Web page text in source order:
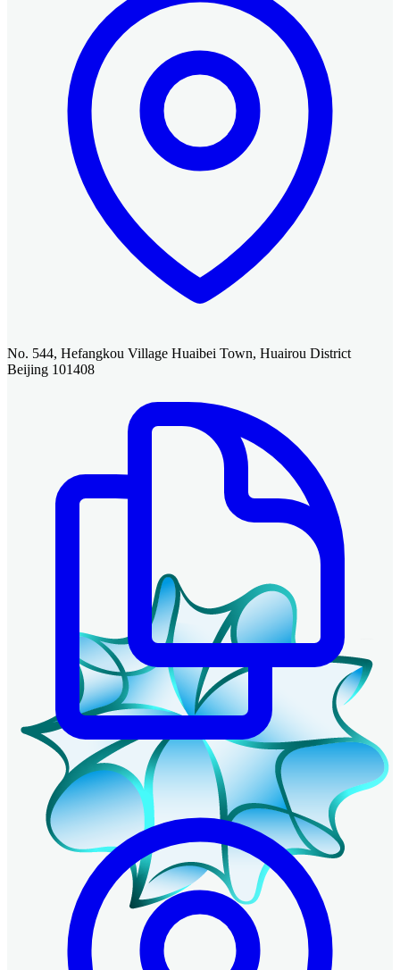
No. 544, Hefangkou Village Huaibei Town, Huairou District
Beijing 101408